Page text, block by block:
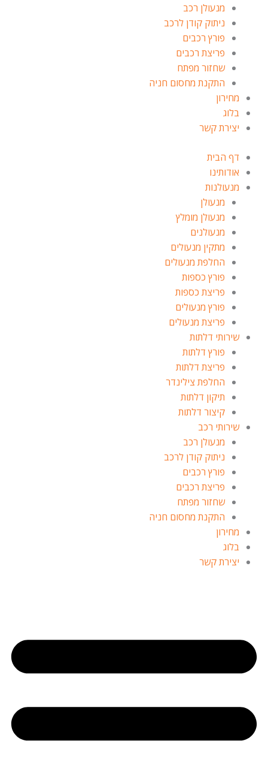
מנעולן רכב
ניתוק קודן לרכב
פורץ רכבים
פריצת רכבים
שחזור מפתח
התקנת מחסום חניה
מחירון
בלוג
יצירת קשר
דף הבית
אודותינו
מנעולנות
מנעולן
מנעולן מומלץ
מנעולנים
מתקין מנעולים
החלפת מנעולים
פורץ כספות
פריצת כספות
פורץ מנעולים
פריצת מנעולים
שירותי דלתות
פורץ דלתות
פריצת דלתות
החלפת צילינדר
תיקון דלתות
קיצור דלתות
שירותי רכב
מנעולן רכב
ניתוק קודן לרכב
פורץ רכבים
פריצת רכבים
שחזור מפתח
התקנת מחסום חניה
מחירון
בלוג
יצירת קשר